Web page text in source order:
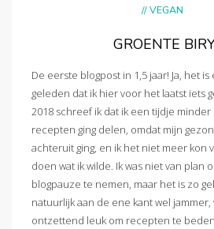
//VEGAN
GROENTE
De eerste blogpost in 1,5 jaar! Ja, het
geleden dat ik hier voor het laatst iets
2018 schreef ik dat ik een tijdje
recepten ging delen, omdat mijn
achteruit ging, en ik het niet meer kon
doen wat ik wilde. Ik was niet van plan
blogpauze te nemen, maar het is zo
natuurlijk aan de ene kant wel
ontzettend leuk om recepten te